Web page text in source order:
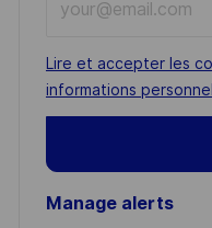
Email
address
(Required)
Required
Lire et accepter les
informations
Manage alerts